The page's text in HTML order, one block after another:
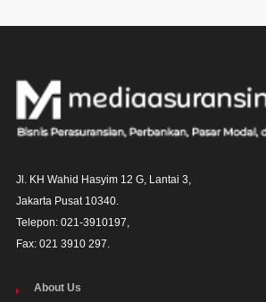
Jl. KH Wahid Hasyim 12 G, Lantai 3,
Jakarta Pusat 10340.
Telepon: 021-3910197,
Fax: 021 3910 297.
About Us